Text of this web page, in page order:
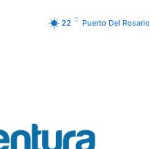
22 C Puerto Del Rosario